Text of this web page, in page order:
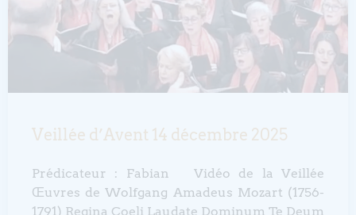
Veillée d’Avent 14 décembre 2025
Prédicateur : Fabian Vidéo de la Veillée
Œuvres de Wolfgang Amadeus Mozart (1756-
1791) Regina Coeli Laudate Dominum Te Deum